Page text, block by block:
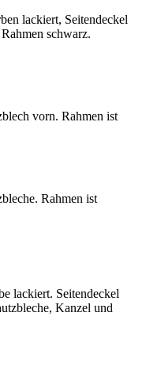
lackiert, Seitendeckel
schwarz.
vorn. Rahmen ist
Rahmen ist
lackiert. Seitendeckel
Kanzel und